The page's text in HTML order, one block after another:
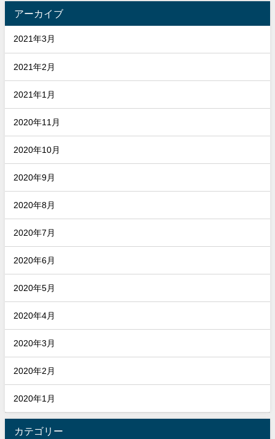
アーカイブ
2021年3月
2021年2月
2021年1月
2020年11月
2020年10月
2020年9月
2020年8月
2020年7月
2020年6月
2020年5月
2020年4月
2020年3月
2020年2月
2020年1月
カテゴリー